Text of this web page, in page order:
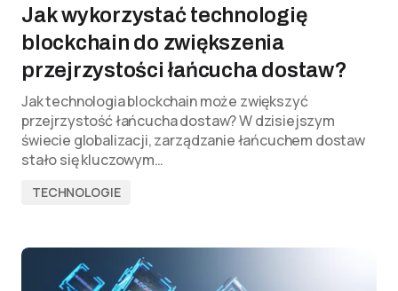
Jak wykorzystać technologię
blockchain do zwiększenia
przejrzystości łańcucha dostaw?
Jak technologia blockchain może zwiększyć
przejrzystość łańcucha dostaw? W dzisiejszym
świecie globalizacji, zarządzanie łańcuchem dostaw
stało się kluczowym…
TECHNOLOGIE